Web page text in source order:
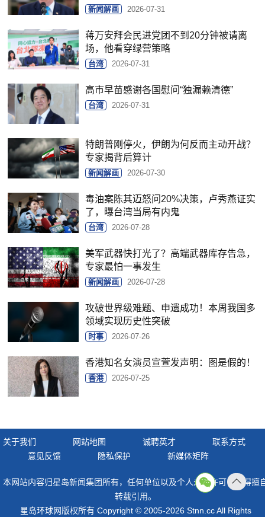
新闻解画 2026-07-31
蒋万安拜会民进党团不到20分钟被请离
场，他看穿绿营策略
台湾 2026-07-31
高市早苗感谢各国慰问“独漏赖清德”
台湾 2026-07-31
特朗普刚停火，伊朗为何反而主动开战？
专家揭背后算计
新闻解画 2026-07-30
毒油案陈其迈怒问20%决策，卢秀燕证实
了，曝台湾当局有内鬼
台湾 2026-07-28
美军武器快打光了？高端武器库存告急，
专家最怕一事发生
新闻解画 2026-07-28
攻破世界级难题、申遗成功！本周我国多
领域实现历史性突破
时事 2026-07-26
香港知名女演员宣萱发声明：图是假的！
香港 2026-07-25
关于我们 网站地图 诚聘英才
联系方式
意见反馈
隐私保护 新媒体矩阵
本网站内容归星岛新闻集团所有，任何单位以及个人未经许可，不得擅
转载引用。
星岛环球网版权所有 Copyright © 2005-2026 Stnn.cc All Rights
顶部